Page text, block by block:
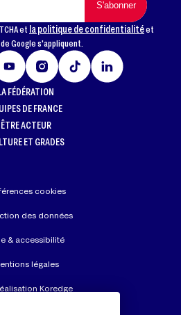
et la politique de confidentialitéet
de Google s'appliquent.
FÉDÉRATION
DE FRANCE
ÊTRE ACTEUR
ET GRADES
cookies
des données
& accessibilité
légales
Koredge